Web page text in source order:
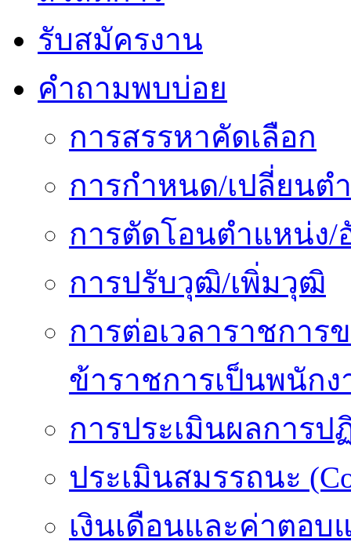
รับสมัครงาน
คำถามพบบ่อย
การสรรหาคัดเลือก
การกำหนด/เปลี่ยนต
การตัดโอนตำแหน่ง/
การปรับวุฒิ/เพิ่มวุฒิ
การต่อเวลาราชการ
ข้าราชการเป็นพนักง
การประเมินผลการป
ประเมินสมรรถนะ
เงินเดือนและค่าตอบ